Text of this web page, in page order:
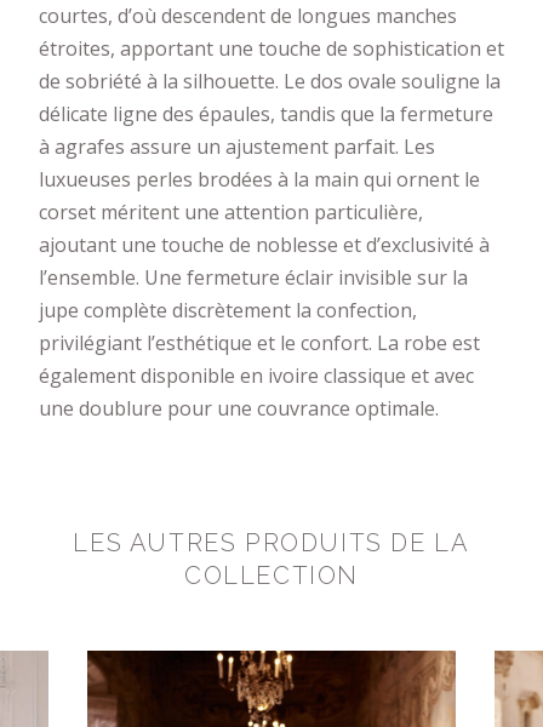
courtes, d’où descendent de longues manches
étroites, apportant une touche de sophistication et
de sobriété à la silhouette. Le dos ovale souligne la
délicate ligne des épaules, tandis que la fermeture
à agrafes assure un ajustement parfait. Les
luxueuses perles brodées à la main qui ornent le
corset méritent une attention particulière,
ajoutant une touche de noblesse et d’exclusivité à
l’ensemble. Une fermeture éclair invisible sur la
jupe complète discrètement la confection,
privilégiant l’esthétique et le confort. La robe est
également disponible en ivoire classique et avec
une doublure pour une couvrance optimale.
LES AUTRES PRODUITS DE LA
COLLECTION